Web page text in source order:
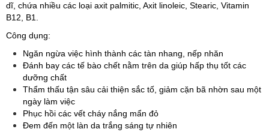
dĩ, chứa nhiều các loại axit palmitic, Axit linoleic, Stearic, Vitamin
B12, B1.
Công dụng:
Ngăn ngừa việc hình thành các tàn nhang, nếp nhăn
Đánh bay các tế bào chết nằm trên da giúp hấp thụ tốt các
dưỡng chất
Thẩm thấu tận sâu cải thiện sắc tố, giảm cặn bã nhờn sau một
ngày làm việc
Phục hồi các vết cháy nắng mẩn đỏ
Đem đến một làn da trắng sáng tự nhiên